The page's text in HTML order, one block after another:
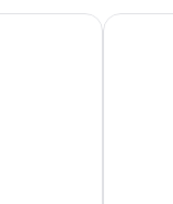
Premier